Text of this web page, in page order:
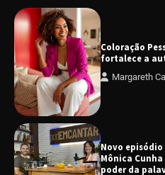
Coloração
fortalece a
Margareth
Novo episódio
Mônica
poder da